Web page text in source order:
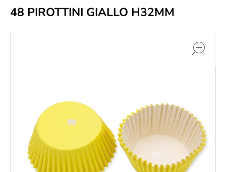
48 PIROTTINI GIALLO H32MM